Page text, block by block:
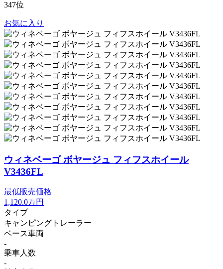
347位
お気に入り
ウィネベーゴ ボヤージュ フィフスホイール
V3436FL
最低販売価格
1,120.0万円
タイプ
キャンピングトレーラー
ベース車両
-
乗車人数
-